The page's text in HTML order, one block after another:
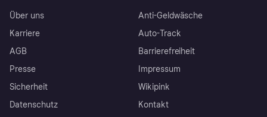
Über uns
Karriere
AGB
Presse
Sicherheit
Datenschutz
Anti-Geldwäsche
Auto-Track
Barrierefreiheit
Impressum
Wikipink
Kontakt